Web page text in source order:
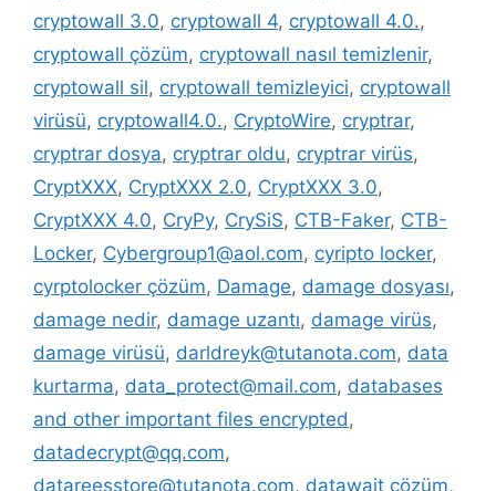
cryptowall 3.0, cryptowall 4, cryptowall 4.0.,
cryptowall çözüm, cryptowall nasıl temizlenir,
cryptowall sil, cryptowall temizleyici, cryptowall
virüsü, cryptowall4.0., CryptoWire, cryptrar,
cryptrar dosya, cryptrar oldu, cryptrar virüs,
CryptXXX, CryptXXX 2.0, CryptXXX 3.0,
CryptXXX 4.0, CryPy, CrySiS, CTB-Faker, CTB-
Locker, Cybergroup1@aol.com, cyripto locker,
cyrptolocker çözüm, Damage, damage dosyası,
damage nedir, damage uzantı, damage virüs,
damage virüsü, darldreyk@tutanota.com, data
kurtarma, data_protect@mail.com, databases
and other important files encrypted,
datadecrypt@qq.com,
datareesstore@tutanota.com, datawait çözüm,